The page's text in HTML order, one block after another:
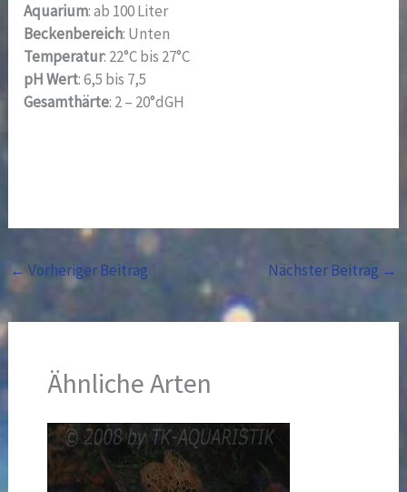
Aquarium: ab 100 Liter
Beckenbereich: Unten
Temperatur: 22°C bis 27°C
pH Wert: 6,5 bis 7,5
Gesamthärte: 2 – 20°dGH
←Vorheriger Beitrag Nächster Beitrag →
Ähnliche Arten